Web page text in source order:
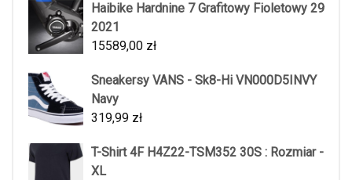
Haibike Hardnine 7 Grafitowy Fioletowy 29
2021
15589,00 zł
Sneakersy VANS - Sk8-Hi VN000D5INVY
Navy
319,99 zł
T-Shirt 4F H4Z22-TSM352 30S : Rozmiar -
XL